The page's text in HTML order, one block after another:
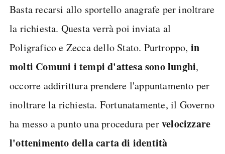
Basta recarsi allo sportello anagrafe per inoltrare
la richiesta. Questa verrà poi inviata al
Poligrafico e Zecca dello Stato. Purtroppo, in
molti Comuni i tempi d'attesa sono lunghi,
occorre addirittura prendere l'appuntamento per
inoltrare la richiesta. Fortunatamente, il Governo
ha messo a punto una procedura pervelocizzare
l'ottenimento della carta di identità